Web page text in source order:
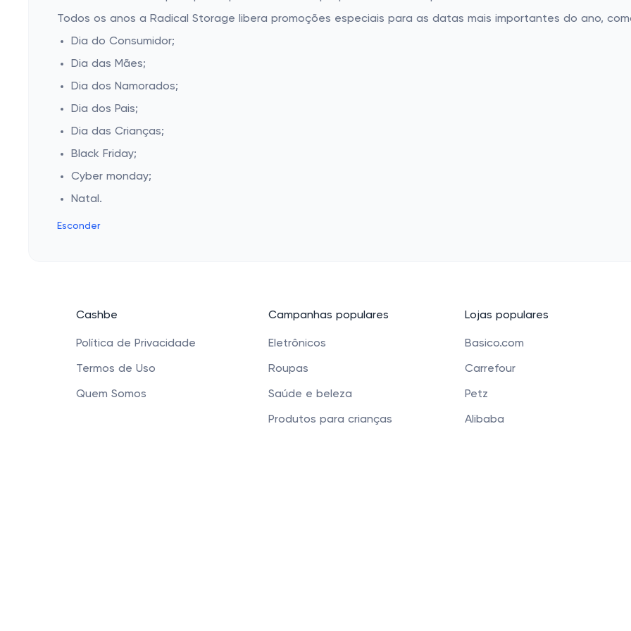
Todos os anos a Radical Storage libera promoções especiais para as datas mais importantes do ano,
Dia do Consumidor;
Dia das Mães;
Dia dos Namorados;
Dia dos Pais;
Dia das Crianças;
Black Friday;
Cyber monday;
Natal.
Esconder
Cashbe
Política de Privacidade
Termos de Uso
Quem Somos
Campanhas populares
Eletrônicos
Roupas
Saúde e beleza
Produtos para crianças
Lojas populares
Basico.com
Carrefour
Petz
Alibaba